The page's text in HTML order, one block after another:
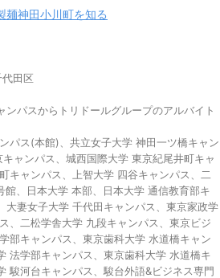
麺神田小川町を知る
田区
ンパスからトリドールグループのアルバイト
パス(本館)、共立女子大学 神田一ツ橋キャン
ャンパス、城西国際大学 東京紀尾井町キャ
キャンパス、上智大学 四谷キャンパス、二
、日本大学 本部、日本大学 通信教育部キ
大妻女子大学 千代田キャンパス、東京家政学
、二松学舎大学 九段キャンパス、東京ビジ
部キャンパス、東京歯科大学 水道橋キャン
法学部キャンパス、東京歯科大学 水道橋キ
駿河台キャンパス、駿台外語&ビジネス専門